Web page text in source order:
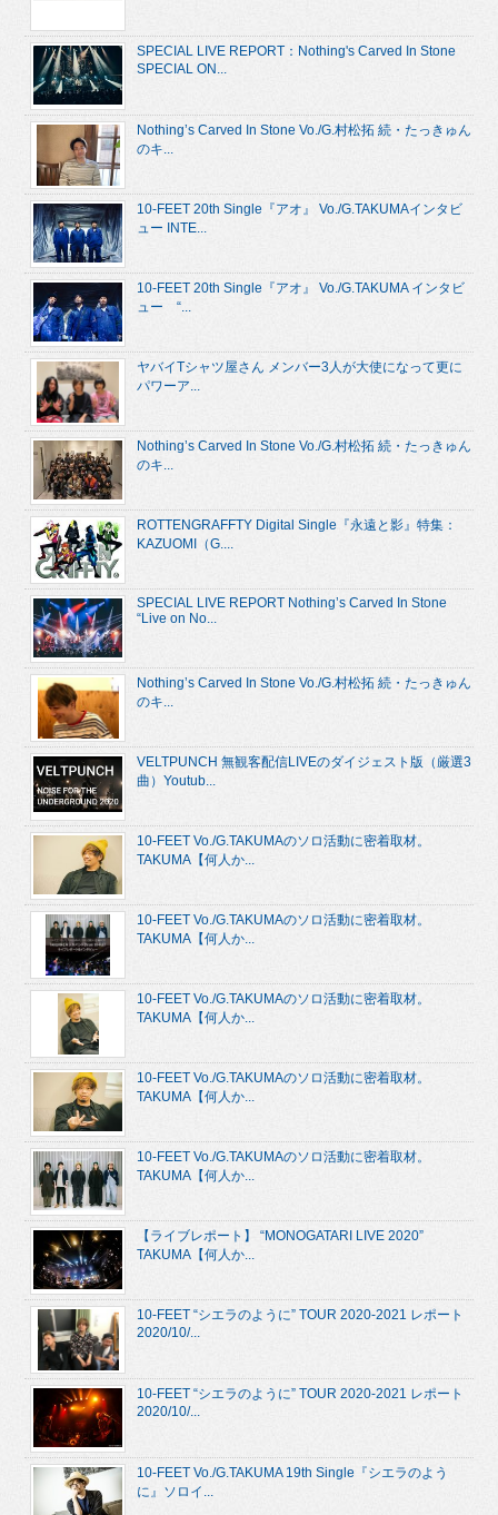
SPECIAL LIVE REPORT：Nothing's Carved In Stone
SPECIAL ON...
Nothing’s Carved In Stone Vo./G.村松拓 続・たっきゅん
のキ...
10-FEET 20th Single『アオ』 Vo./G.TAKUMAインタビ
ュー INTE...
10-FEET 20th Single『アオ』 Vo./G.TAKUMA インタビ
ュー “...
ヤバイTシャツ屋さん メンバー3人が大使になって更に
パワーア...
Nothing’s Carved In Stone Vo./G.村松拓 続・たっきゅん
のキ...
ROTTENGRAFFTY Digital Single『永遠と影』特集：
KAZUOMI（G....
SPECIAL LIVE REPORT Nothing’s Carved In Stone
“Live on No...
Nothing’s Carved In Stone Vo./G.村松拓 続・たっきゅん
のキ...
VELTPUNCH 無観客配信LIVEのダイジェスト版（厳選3
曲）Youtub...
10-FEET Vo./G.TAKUMAのソロ活動に密着取材。
TAKUMA【何人か...
10-FEET Vo./G.TAKUMAのソロ活動に密着取材。
TAKUMA【何人か...
10-FEET Vo./G.TAKUMAのソロ活動に密着取材。
TAKUMA【何人か...
10-FEET Vo./G.TAKUMAのソロ活動に密着取材。
TAKUMA【何人か...
10-FEET Vo./G.TAKUMAのソロ活動に密着取材。
TAKUMA【何人か...
【ライブレポート】 “MONOGATARI LIVE 2020”
TAKUMA【何人か...
10-FEET “シエラのように” TOUR 2020-2021 レポート
2020/10/...
10-FEET “シエラのように” TOUR 2020-2021 レポート
2020/10/...
10-FEET Vo./G.TAKUMA 19th Single『シエラのよう
に』ソロイ...